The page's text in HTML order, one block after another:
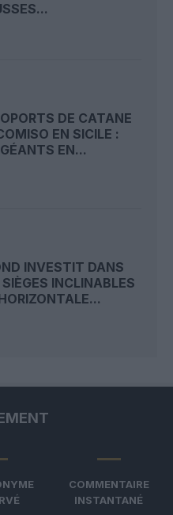
DE CATANE
EN SICILE :
EN...
INVESTIT DANS
INCLINABLES
COMMENTAIRE
INSTANTANÉ